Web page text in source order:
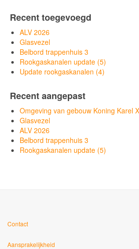
Recent toegevoegd
ALV 2026
Glasvezel
Belbord trappenhuis 3
Rookgaskanalen update (5)
Update rookgaskanalen (4)
Recent aangepast
Omgeving van gebouw Koning Karel
Glasvezel
ALV 2026
Belbord trappenhuis 3
Rookgaskanalen update (5)
Contact
Aansprakelijkheid